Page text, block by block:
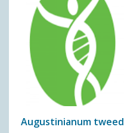
Augustinianum